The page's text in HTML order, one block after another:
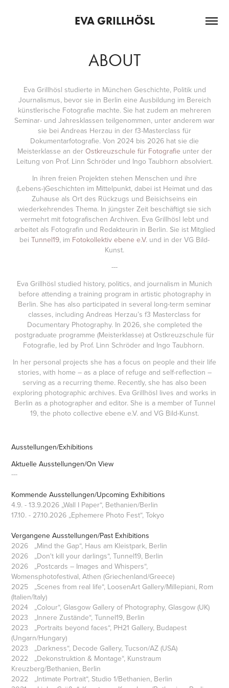
EVA GRILLHÖSL
ABOUT
Eva Grillhösl studierte in München Geschichte, Politik und
Journalismus, bevor sie in Berlin eine Ausbildung im Bereich
künstlerische Fotografie machte. Sie hat zudem an mehreren
Seminar- und Jahresklassen teilgenommen, unter anderem war
sie bei Andreas Herzau in der f3-Masterclass für
Dokumentarfotografie. Von 2024 bis 2026 hat sie die
Meisterklasse an der Ostkreuzschule für Fotografie unter der
Leitung von Prof. Linn Schröder und Ingo Taubhorn absolviert.
In ihren freien Projekten stehen Menschen und ihre
(Lebens-)Geschichten im Mittelpunkt, dabei ist Heimat und das
Zuhause als Ort des Rückzugs und Beisichseins ein
wiederkehrendes Thema. In jüngster Zeit beschäftigt sie sich
vermehrt mit fotografischen Archiven. Eva Grillhösl lebt und
arbeitet als Fotografin und Redakteurin in Berlin. Sie ist Mitglied
bei Tunnel19, im Fotokollektiv ebene e.V. und in der VG Bild-
Kunst.
---
Eva Grillhösl studied history, politics, and journalism in Munich
before attending a training program in artistic photography in
Berlin. She has also participated in several long-term seminar
classes, including Andreas Herzau’s f3 Masterclass for
Documentary Photography. In 2026, she completed the
postgraduate programme (Meisterklasse) at Ostkreuzschule für
Fotografie, led by Prof. Linn Schröder and Ingo Taubhorn.
In her personal projects she has a focus on people and their life
stories, with home – as a place of refuge and self-reflection –
serving as a recurring theme. Recently, she has also been
exploring photographic archives. Eva Grillhösl lives and works in
Berlin as a photographer and editor. She is a member of Tunnel
19, the photo collective ebene e.V. and VG Bild-Kunst.
Ausstellungen/Exhibitions
Aktuelle Ausstellungen/On View
---
Kommende Ausstellungen/Upcoming Exhibitions
4.9. - 13.9.2026 „Wall I Paper“, Bethanien/Berlin
17.10. - 27.10.2026 „Ephemere Photo Fest“, Tokyo
Vergangene Ausstellungen/Past Exhibitions
2026 „Mind the Gap“, Haus am Kleistpark, Berlin
2026 „Don't kill your darlings“, Tunnel19, Berlin
2026 „Postcards – Images and Whispers“,
Womensphotofestival, Athen (Griechenland/Greece)
2025 „Scenes from real life“, LoosenArt Gallery/Millepiani, Rom
(Italien/Italy)
2024 „Colour“, Glasgow Gallery of Photography, Glasgow (UK)
2023 „Innere Zustände“, Tunnel19, Berlin
2023 „Portraits beyond faces“, PH21 Gallery, Budapest
(Ungarn/Hungary)
2023 „Darkness“, Decode Gallery, Tucson/AZ (USA)
2022 „Dekonstruktion & Montage“, Kunstraum
Kreuzberg/Bethanien, Berlin
2022 „Intimate Portrait“, Studio 1/Bethanien, Berlin